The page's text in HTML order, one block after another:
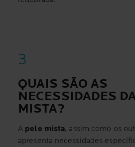
QUAIS SÃO AS
NECESSIDADES
MISTA?
A pele mista, assim como os
apresenta necessidades